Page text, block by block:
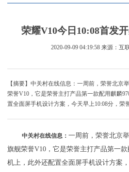
荣耀V10今日10:08首发
2020-09-09 04:19:58 来源：互
【摘要】中关村在线信息：一周前，荣誉北京
荣誉V10，它是荣誉主打产品第一款配用麒麟
置全面屏手机设计方案，今天早上10:08分，荣
中关村在线信息： 一周前，荣誉北京
旗舰荣誉V10，它是荣誉主打产品第一
机上，此外还配置全面屏手机设计方案